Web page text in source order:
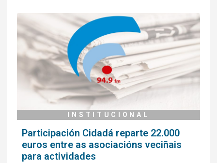
INSTITUCIONAL
Participación Cidadá reparte 22.000
euros entre as asociacións veciñais
para actividades